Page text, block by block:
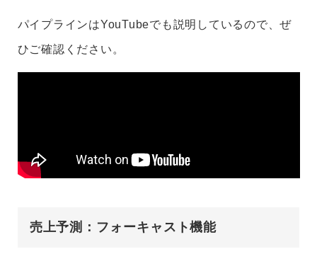
パイプラインはYouTubeでも説明しているので、ぜ
ひご確認ください。
売上予測：フォーキャスト機能